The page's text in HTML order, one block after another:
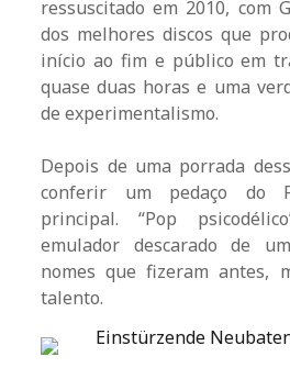
ressuscitado em 2010, com
dos melhores discos que
início ao fim e público em
quase duas horas e uma
de experimentalismo.
Depois de uma porrada
conferir um pedaço do
principal. “Pop
emulador descarado de
nomes que fizeram antes,
talento.